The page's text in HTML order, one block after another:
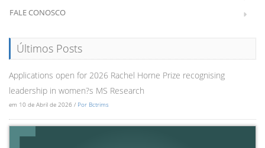
FALE CONOSCO
Últimos Posts
Applications open for 2026 Rachel Horne Prize recognising
leadership in women?s MS Research
em 10 de Abril de 2026 / Por Bctrims